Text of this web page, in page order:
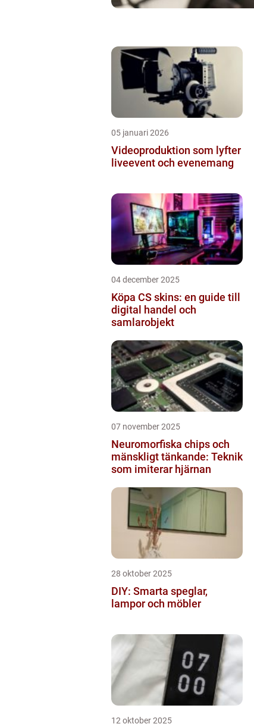
05 januari 2026
Videoproduktion som lyfter
liveevent och evenemang
04 december 2025
Köpa CS skins: en guide till
digital handel och
samlarobjekt
07 november 2025
Neuromorfiska chips och
mänskligt tänkande: Teknik
som imiterar hjärnan
28 oktober 2025
DIY: Smarta speglar,
lampor och möbler
12 oktober 2025